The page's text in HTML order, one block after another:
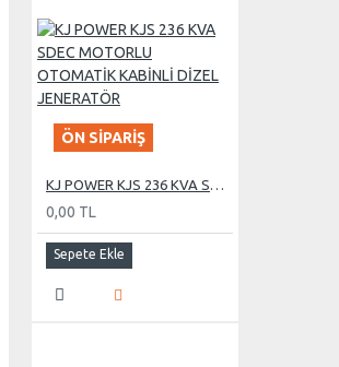
ÖN SIPARIŞ
KJ POWER KJS 236 KVA SDEC MOTORLU OTOMATİK KABİNLİ DİZEL JENERATÖR
0,00 TL
Sepete Ekle